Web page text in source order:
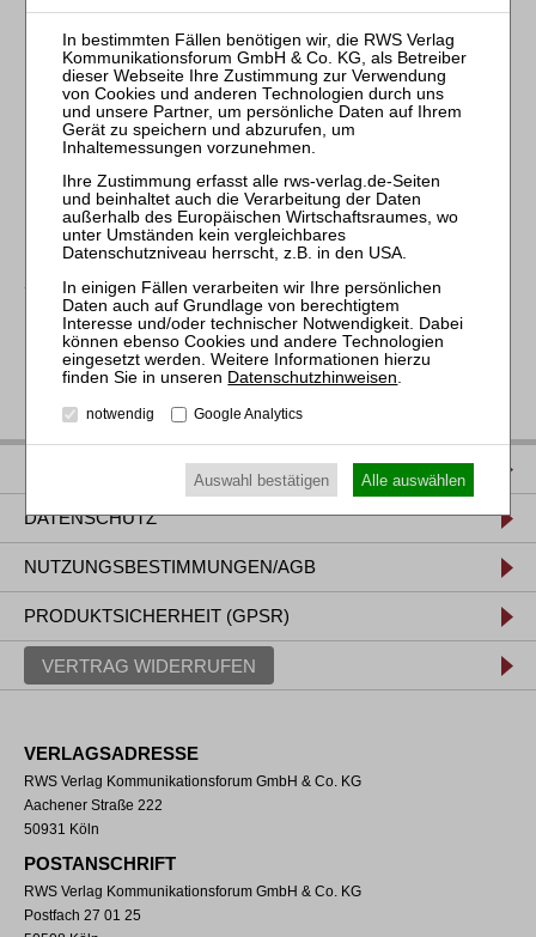
88,00 €
Sofort lieferbar
mehr
DATENSCHUTZ
NUTZUNGSBESTIMMUNGEN/AGB
PRODUKTSICHERHEIT (GPSR)
VERTRAG WIDERRUFEN
VERLAGSADRESSE
RWS Verlag Kommunikationsforum GmbH & Co. KG
Aachener Straße 222
50931 Köln
POSTANSCHRIFT
RWS Verlag Kommunikationsforum GmbH & Co. KG
Postfach 27 01 25
Datenschutzhinweisen
notwendig Google Analytics
Auswahl bestätigen Alle auswählen